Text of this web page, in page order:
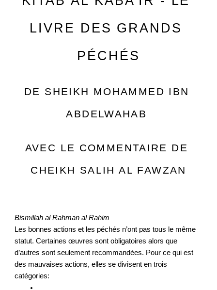
LIVRE DES GRANDS
PÉCHÉS
DE SHEIKH MOHAMMED IBN
ABDELWAHAB
AVEC LE COMMENTAIRE DE
CHEIKH SALIH AL FAWZAN
Bismillah al Rahman al Rahim
Les bonnes actions et les péchés n’ont pas tous le même
statut. Certaines œuvres sont obligatoires alors que
d’autres sont seulement recommandées. Pour ce qui est
des mauvaises actions, elles se divisent en trois
catégories: